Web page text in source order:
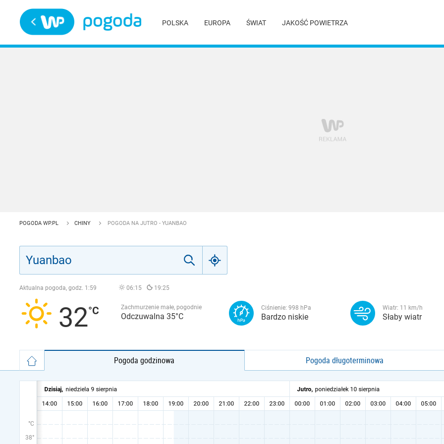
POLSKA EUROPA ŚWIAT JAKOŚĆ POWIETRZA
POGODA WP.PL CHINY POGODA NA JUTRO - YUANBAO
Aktualna pogoda, godz. 1:59 06:15 19:25
32 Zachmurzenie małe, pogodnie
Odczuwalna 35°C
Ciśnienie: 998 hPa
Bardzo niskie
Wiatr: 11 km/h
Słaby wiatr
Pogoda godzinowa Pogoda długoterminowa
°C
38°